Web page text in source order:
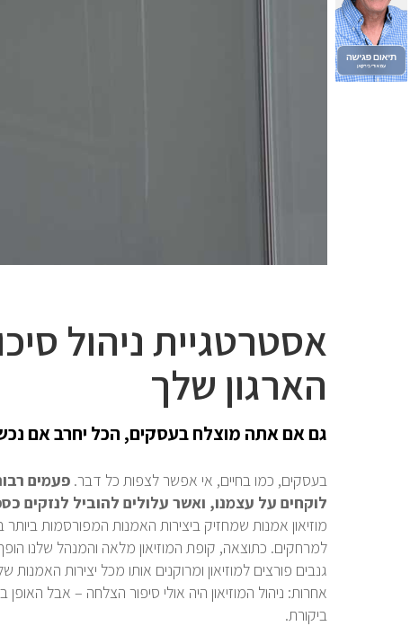
אסטרטגיית ניהול
הארגון שלך
גם אם אתה מוצלח בעסקים, הכל יחרב אם
בעסקים, כמו בחיים, אי אפשר לצפות כל דבר. פעמים
לוקחים על עצמנו, ואשר עלולים להוביל לנזקים
מוזיאון אמנות שמחזיק ביצירות האמנות המפורסמות
למרחקים. כתוצאה, קופת המוזיאון מלאה והמנהל שלנו
גנבים פורצים למוזיאון ומרוקנים אותו מכל יצירות
אחרות: ניהול המוזיאון היה אולי סיפור הצלחה – אבל
ביקורת.